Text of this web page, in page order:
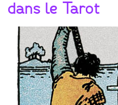
dans le Tarot